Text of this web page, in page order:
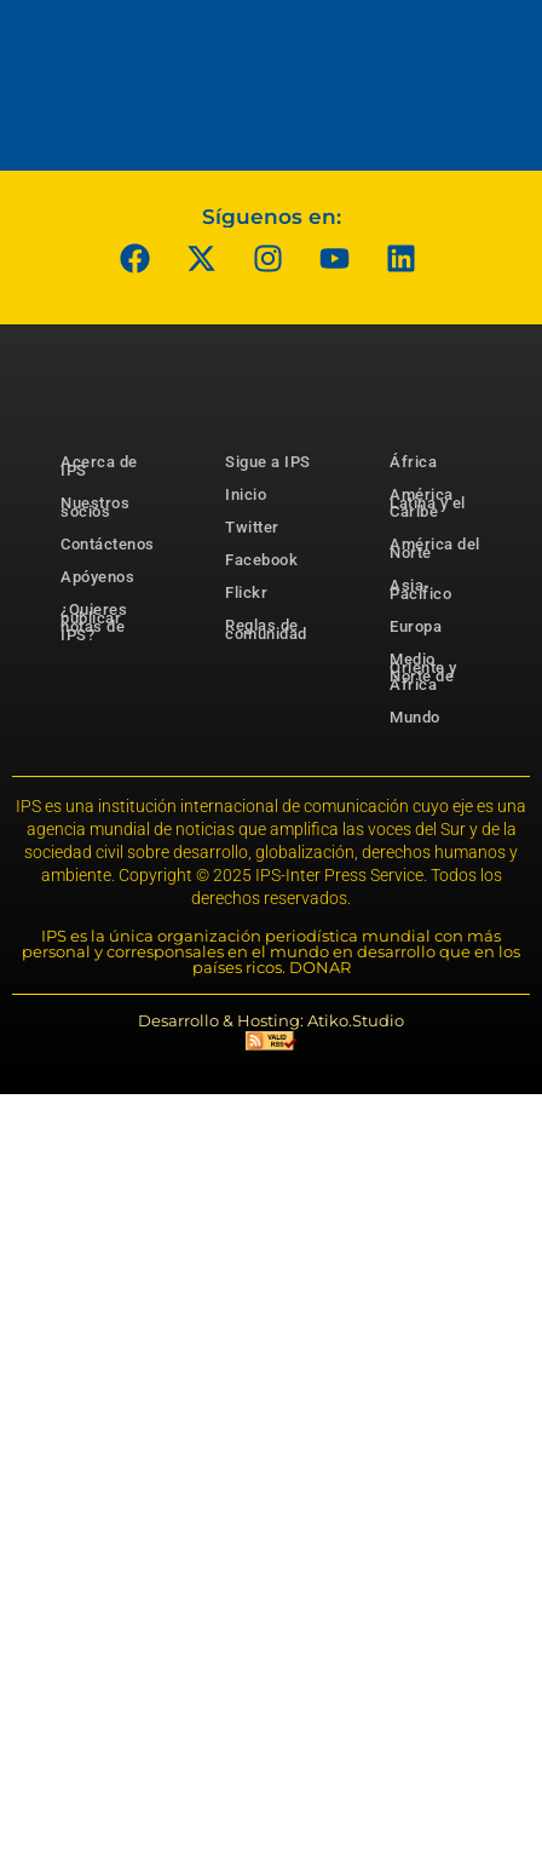
Síguenos en:
Acerca de
IPS
Nuestros
socios
Contáctenos
Apóyenos
¿Quieres
publicar
notas de
IPS?
Sigue a IPS
Inicio
Twitter
Facebook
Flickr
Reglas de
comunidad
África
América
Latina y el
Caribe
América del
Norte
Asia-
Pacífico
Europa
Medio
Oriente y
Norte de
África
Mundo
IPS es una institución internacional de comunicación cuyo eje es una
agencia mundial de noticias que amplifica las voces del Sur y de la
sociedad civil sobre desarrollo, globalización, derechos humanos y
ambiente. Copyright © 2025 IPS-Inter Press Service. Todos los
derechos reservados.
IPS es la única organización periodística mundial con más
personal y corresponsales en el mundo en desarrollo que en los
países ricos. DONAR
Desarrollo & Hosting: Atiko.Studio